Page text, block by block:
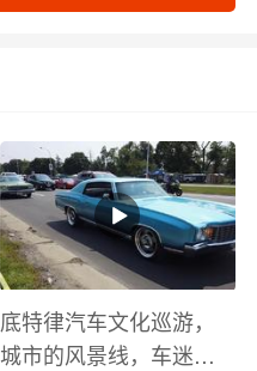
底特律汽车文化巡游，
城市的风景线，车迷的